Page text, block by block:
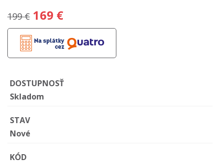
199 € 169 €
DOSTUPNOSŤ
Skladom
STAV
Nové
KÓD